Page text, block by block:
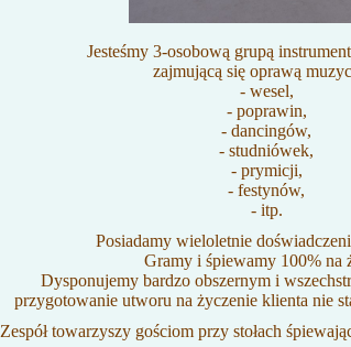
Jesteśmy 3-osobową grupą
zajmującą się oprawą
- wesel,
- poprawin,
- dancingów,
- studniówek,
- prymicji,
- festynów,
- itp.
Posiadamy wieloletnie
Gramy i śpiewamy 100% na
Dysponujemy bardzo obszernym i
przygotowanie utworu na życzenie klienta nie
Zespół towarzyszy gościom przy stołach